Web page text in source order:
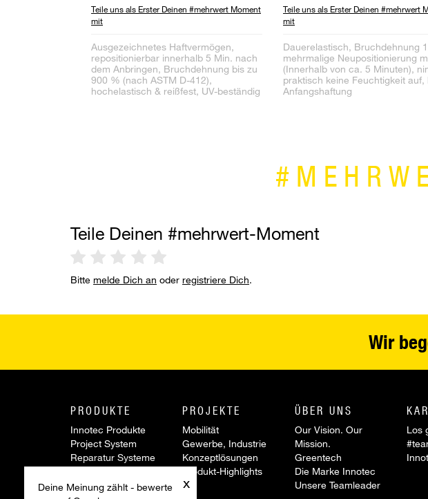
x
Deine Meinung zählt - bewerte
Teile uns als Erster Deinen #mehrwert Moment
mit
Ausgezeichnetes Haftvermögen,
repositionierbar innerhalb 5 Min. nach
dem Anbringen, Bruchdehnung bis zu
900 % (nach ASTM D-412),
hochelastisch & reißfest, UV-beständig
Teile uns als Erster Deinen #mehrwert
mit
Dauerelastisch, Bruchdehnung
mehrmalige Neupositionierung
(Innerhalb von ca. 5 Minuten),
praktisch keine Feuchtigkeit auf,
Anfangshaftung
Teile Deinen #mehrwert-Moment
Bitte melde Dich an oder registriere Dich.
Wir
PRODUKTE
Innotec Produkte
Project System
Reparatur Systeme
Zubehör
PROJEKTE
Mobilität
Gewerbe, Industrie
Konzeptlösungen
Produkt-Highlights
ÜBER UNS
Our Vision. Our
Mission.
Greentech
Die Marke Innotec
Unsere Teamleader
Los